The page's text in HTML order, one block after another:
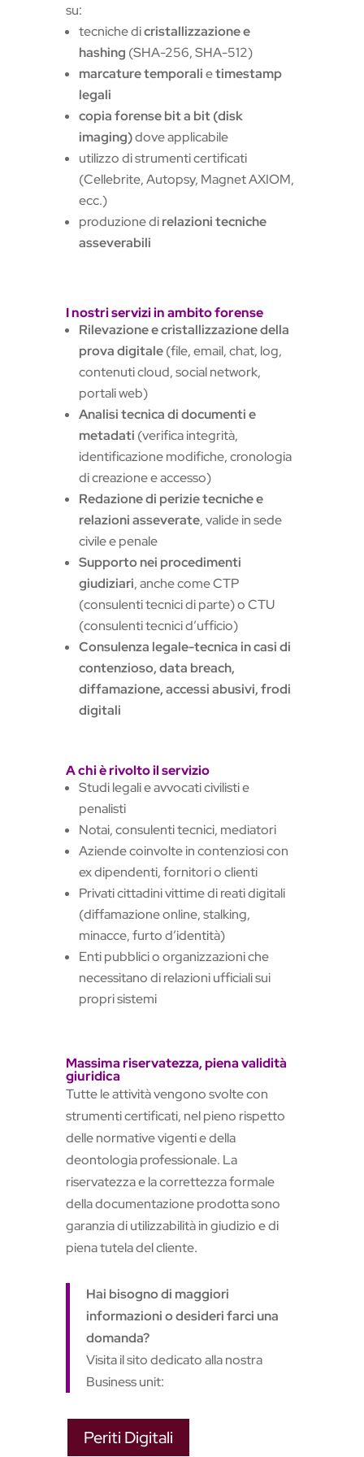
su:
tecniche dicristallizzazione e
hashing (SHA-256, SHA-512)
marcature temporalietimestamp
legali
copia forense bit a bit (disk
imaging)dove applicabile
utilizzo di strumenti certificati
(Cellebrite, Autopsy, Magnet AXIOM,
ecc.)
produzione direlazioni tecniche
asseverabili
I nostri servizi in ambito forense
Rilevazione e cristallizzazione della
prova digitale(file, email, chat, log,
contenuti cloud, social network,
portali web)
Analisi tecnica di documenti e
metadati (verifica integrità,
identificazione modifiche, cronologia
di creazione e accesso)
Redazione di perizie tecniche e
relazioni asseverate, valide in sede
civile e penale
Supporto nei procedimenti
giudiziari, anche come CTP
(consulenti tecnici di parte) o CTU
(consulenti tecnici d’ufficio)
Consulenza legale-tecnica in casi di
contenzioso, data breach,
diffamazione, accessi abusivi, frodi
digitali
A chi è rivolto il servizio
Studi legali e avvocati civilisti e
penalisti
Notai, consulenti tecnici, mediatori
Aziende coinvolte in contenziosi con
ex dipendenti, fornitori o clienti
Privati cittadini vittime di reati digitali
(diffamazione online, stalking,
minacce, furto d’identità)
Enti pubblici o organizzazioni che
necessitano di relazioni ufficiali sui
propri sistemi
Massima riservatezza, piena validità
giuridica
Tutte le attività vengono svolte con
strumenti certificati, nel pieno rispetto
delle normative vigenti e della
deontologia professionale. La
riservatezza e la correttezza formale
della documentazione prodotta sono
garanzia di utilizzabilità in giudizio e di
piena tutela del cliente.
Hai bisogno di maggiori
informazionio desideri farci una
domanda?
Visita il sito dedicato alla nostra
Business unit:
Periti Digitali